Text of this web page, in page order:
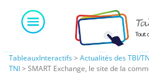
content
TableauxInteractifs > Actualités des TBI/
TNI> SMART Exchange, le site de la